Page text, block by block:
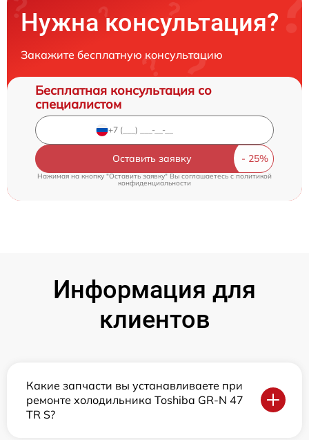
Нужна консультация?
Закажите бесплатную консультацию
Бесплатная консультация со
специалистом
Оставить заявку
Нажимая на кнопку "Оставить заявку" Вы соглашаетесь cполитикой
конфиденциальности
Информация для
клиентов
Какие запчасти вы устанавливаете при
ремонте холодильника Toshiba GR-N 47
TR S?